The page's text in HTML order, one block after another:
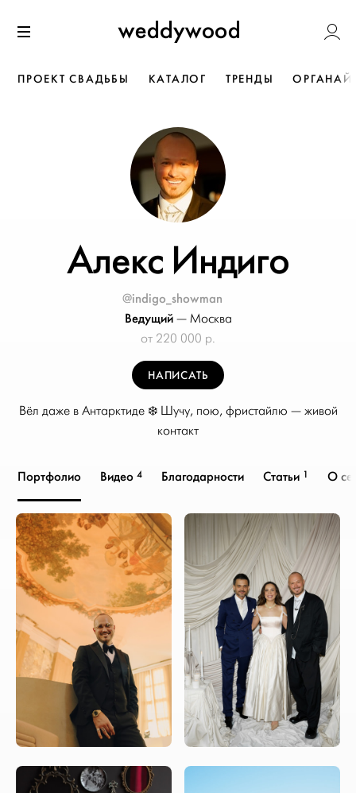
к содержанию
Weddywood
ПРОЕКТ СВАДЬБЫ КАТАЛОГ ТРЕНДЫ
Алекс Индиго
@indigo_showman
Ведущий — Москва
от 220 000 р.
НАПИСАТЬ
Вёл даже в Антарктиде ❄️ Шучу, пою, фристайлю — живой
контакт
Портфолио Видео 4 Благодарности Статьи 1 О